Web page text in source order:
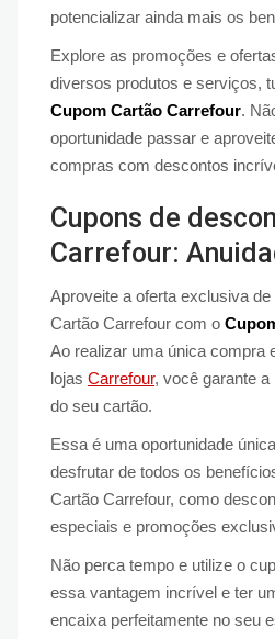
potencializar ainda mais os
Explore as promoções e
diversos produtos e serviços,
Cupom Cartão Carrefour.
oportunidade passar e
compras com descontos
Cupons de
Carrefour:
Aproveite a oferta exclusiva
Cartão Carrefour com o
Ao realizar uma única compra
lojas Carrefour, você garante a
do seu cartão.
Essa é uma oportunidade
desfrutar de todos os
Cartão Carrefour, como
especiais e promoções
Não perca tempo e utilize o
essa vantagem incrível e ter
encaixa perfeitamente no seu